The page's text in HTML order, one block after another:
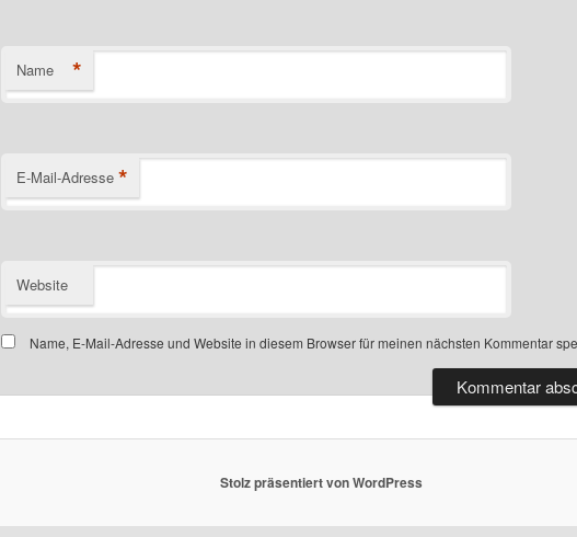
Name *
E-Mail-Adresse *
Website
Name, E-Mail-Adresse und Website in diesem Browser für meinen nächsten Kommentar
Stolz präsentiert von WordPress